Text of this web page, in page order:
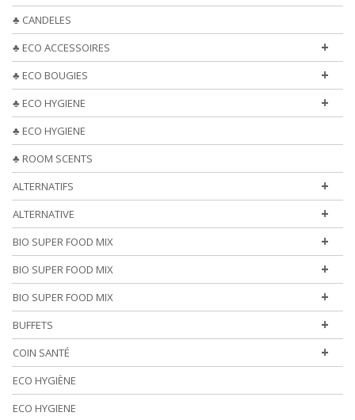
♣ CANDELES
+
♣ ECO ACCESSOIRES
+
♣ ECO BOUGIES
+
♣ ECO HYGIENE
♣ ECO HYGIENE
♣ ROOM SCENTS
+
ALTERNATIFS
+
ALTERNATIVE
+
BIO SUPER FOOD MIX
+
BIO SUPER FOOD MIX
+
BIO SUPER FOOD MIX
+
BUFFETS
+
COIN SANTÉ
ECO HYGIÈNE
ECO HYGIENE